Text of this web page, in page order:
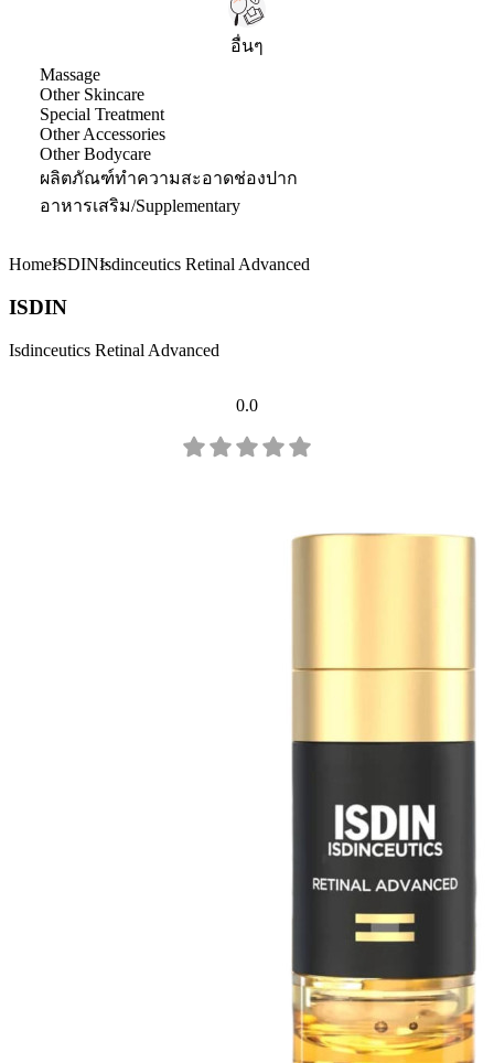
อื่นๆ
Massage
Other Skincare
Special Treatment
Other Accessories
Other Bodycare
ผลิตภัณฑ์ทำความสะอาดช่องปาก
อาหารเสริม/Supplementary
HomeISDINIsdinceutics Retinal Advanced
ISDIN
Isdinceutics Retinal Advanced
0.0